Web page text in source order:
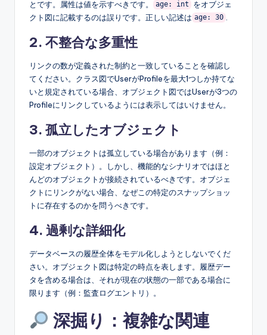
とです。属性は値を示すべきです。 age: int
をオブジェ
クト図に記載するのは誤りです。正しい記述は age: 30
2. 不整合な多重性
リンクの数が定義された制約と一致していることを確認し
てください。クラス図でUserがProfileを最大1つしか持てな
いと規定されている場合、オブジェクト図ではUserが3つの
Profileにリンクしているようには表示してはいけません。
3. 孤立したオブジェクト
一部のオブジェクトは孤立している場合があります（例：
設定オブジェクト）。しかし、機能的なシナリオではほと
んどのオブジェクトが接続されているべきです。オブジェ
クトにリンクがない場合、なぜこの特定のスナップショッ
トに存在するのかを問うべきです。
4. 過剰な詳細化
データベースの履歴全体をモデル化しようとしないでくだ
さい。オブジェクト図は特定の時点を表します。履歴デー
タを含める場合は、それが現在の状態の一部である場合に
限ります（例：監査ログエントリ）。
深掘り：複雑な関連